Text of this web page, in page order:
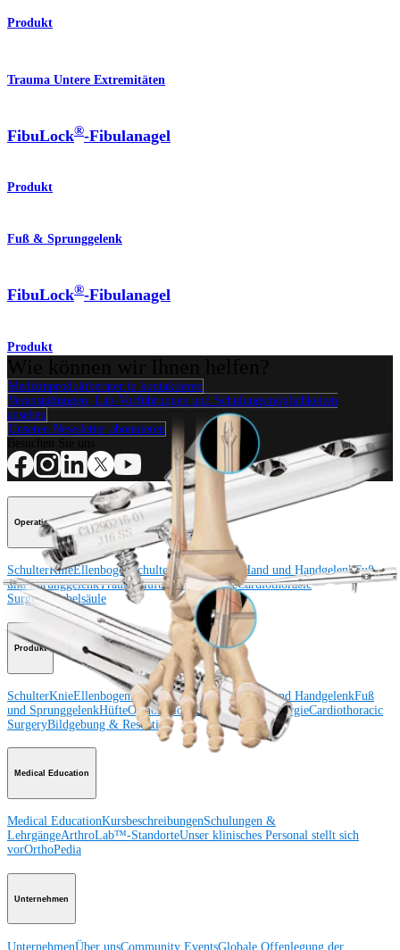
Produkt
Trauma Untere Extremitäten
FibuLock®-Fibulanagel
Produkt
Fuß & Sprunggelenk
FibuLock®-Fibulanagel
Produkt
Medizinproduktberater:in kontaktieren
Veranstaltungen, Lab-Vorführungen und Schulungsmöglichkeiten
ansehen
Unseren Newsletter abonnieren
Operationsverfahren
SchulterKnieEllenbogenSchulterendoprothetik Hand und HandgelenkFuß
und SprunggelenkTraumaHüfteOrthobiologieCardiothoracic
SurgeryWirbelsäule
Produkt
SchulterKnieEllenbogenSchulterendoprothetik Hand und HandgelenkFuß
und SprunggelenkHüfteOrthobiologieHerz-ThoraxchirurgieCardiothoracic
SurgeryBildgebung & Resektion
Medical Education
Medical EducationKursbeschreibungenSchulungen &
LehrgängeArthroLab™-StandorteUnser klinisches Personal stellt sich
vorOrthoPedia
Unternehmen
UnternehmenÜber unsCommunity EventsGlobale Offenlegung der